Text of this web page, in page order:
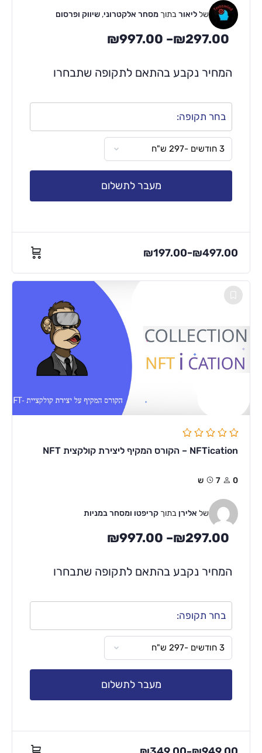
שלליאורבתוך מסחר אלקטרוני,שיווק ופרסום
₪297.00
–
₪997.00
המחיר נקבע בהתאם לתקופה שתבחרו
בחר תקופה:
מעבר לתשלום
₪197.00–₪497.00
NFTication – הקורס המקיף ליצירת קולקצית NFT
0 7ש
של אלירן בתוך קריפטו ומסחר במניות
₪297.00
–
₪997.00
המחיר נקבע בהתאם לתקופה שתבחרו
בחר תקופה:
מעבר לתשלום